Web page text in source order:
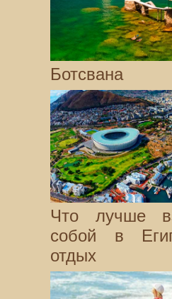
Ботсвана
Что лучше
собой в
отдых